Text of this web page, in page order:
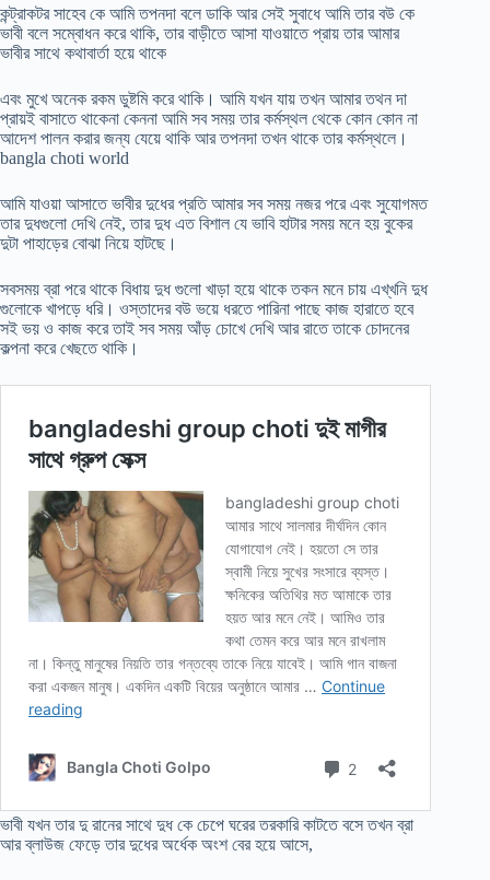
কন্ট্রাকটর সাহেব কে আমি তপনদা বলে ডাকি আর সেই সুবাধে আমি তার বউ কে
ভাবী বলে সম্বোধন করে থাকি, তার বাড়ীতে আসা যাওয়াতে প্রায় তার আমার
ভাবীর সাথে কথাবার্তা হয়ে থাকে
এবং মুখে অনেক রকম ডুষ্টমি করে থাকি। আমি যখন যায় তখন আমার তথন দা
প্রায়ই বাসাতে থাকেনা কেননা আমি সব সময় তার কর্মস্থল থেকে কোন কোন না
আদেশ পালন করার জন্য যেয়ে থাকি আর তপনদা তখন থাকে তার কর্মস্থলে।
bangla choti world
আমি যাওয়া আসাতে ভাবীর দুধের প্রতি আমার সব সময় নজর পরে এবং সুযোগমত
তার দুধগুলো দেখি নেই, তার দুধ এত বিশাল যে ভাবি হাটার সময় মনে হয় বুকের
দুটা পাহাড়ের বোঝা নিয়ে হাটছে।
সবসময় ব্রা পরে থাকে বিধায় দুধ গুলো খাড়া হয়ে থাকে তকন মনে চায় এখ্খনি দুধ
গুলোকে খাপড়ে ধরি। ওস্তাদের বউ ভয়ে ধরতে পারিনা পাছে কাজ হারাতে হবে
সই ভয় ও কাজ করে তাই সব সময় আঁড় চোখে দেখি আর রাতে তাকে চোদনের
কল্পনা করে খেছতে থাকি।
ভাবী যখন তার দু রানের সাথে দুধ কে চেপে ঘরের তরকারি কাটতে বসে তখন ব্রা
আর ব্লাউজ ফেড়ে তার দুধের অর্ধেক অংশ বের হয়ে আসে,